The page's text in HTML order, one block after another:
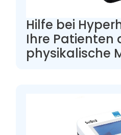
Hilfe bei
Ihre Patienten
physikalische